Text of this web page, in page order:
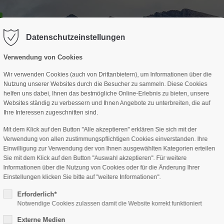
"offcanvas-col2" existiert leider
Der Eintrag "offcanvas-col3"
nicht.
Datenschutzeinstellungen
Verwendung von Cookies
Wir verwenden Cookies (auch von Drittanbietern), um Informationen über die
Nutzung unserer Websites durch die Besucher zu sammeln. Diese Cookies
helfen uns dabei, Ihnen das bestmögliche Online-Erlebnis zu bieten, unsere
Websites ständig zu verbessern und Ihnen Angebote zu unterbreiten, die auf
Ihre Interessen zugeschnitten sind.
Mit dem Klick auf den Button "Alle akzeptieren" erklären Sie sich mit der
Verwendung von allen zustimmungspflichtigen Cookies einverstanden. Ihre
Einwilligung zur Verwendung der von Ihnen ausgewählten Kategorien erteilen
Sie mit dem Klick auf den Button "Auswahl akzeptieren". Für weitere
Informationen über die Nutzung von Cookies oder für die Änderung Ihrer
Einstellungen klicken Sie bitte auf "weitere Informationen".
Erforderlich*
Notwendige Cookies zulassen damit die Website korrekt funktioniert
Externe Medien